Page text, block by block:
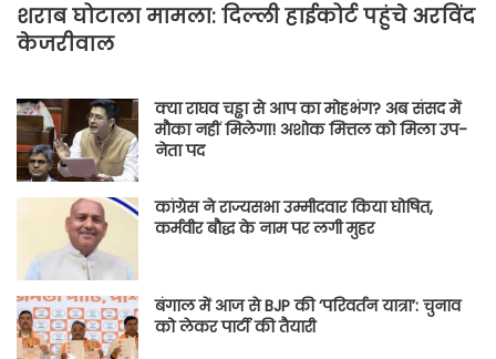
शराब घोटाला मामला: दिल्ली हाईकोर्ट पहुंचे अरविंद
केजरीवाल
क्या राघव चड्ढा से आप का मोहभंग? अब संसद में
मौका नहीं मिलेगा! अशोक मित्तल को मिला उप-
नेता पद
कांग्रेस ने राज्यसभा उम्मीदवार किया घोषित,
कर्मवीर बौद्ध के नाम पर लगी मुहर
बंगाल में आज से BJP की ‘परिवर्तन यात्रा’: चुनाव
को लेकर पार्टी की तैयारी